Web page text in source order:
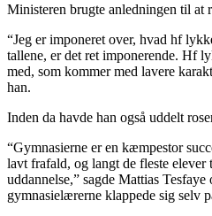
Ministeren brugte anledningen til at
“Jeg er imponeret over, hvad hf
tallene, er det ret imponerende. Hf
med, som kommer med lavere
han.
Inden da havde han også uddelt
“Gymnasierne er en kæmpestor
lavt frafald, og langt de fleste elever
uddannelse,” sagde Mattias
gymnasielærerne klappede sig selv